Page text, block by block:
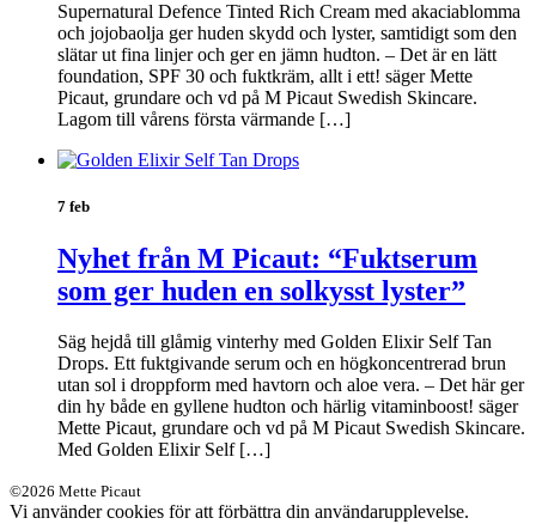
Supernatural Defence Tinted Rich Cream med akaciablomma
och jojobaolja ger huden skydd och lyster, samtidigt som den
slätar ut fina linjer och ger en jämn hudton. – Det är en lätt
foundation, SPF 30 och fuktkräm, allt i ett! säger Mette
Picaut, grundare och vd på M Picaut Swedish Skincare.
Lagom till vårens första värmande […]
7 feb
Nyhet från M Picaut: “Fuktserum
som ger huden en solkysst lyster”
Säg hejdå till glåmig vinterhy med Golden Elixir Self Tan
Drops. Ett fuktgivande serum och en högkoncentrerad brun
utan sol i droppform med havtorn och aloe vera. – Det här ger
din hy både en gyllene hudton och härlig vitaminboost! säger
Mette Picaut, grundare och vd på M Picaut Swedish Skincare.
Med Golden Elixir Self […]
©2026 Mette Picaut
Vi använder cookies för att förbättra din användarupplevelse.